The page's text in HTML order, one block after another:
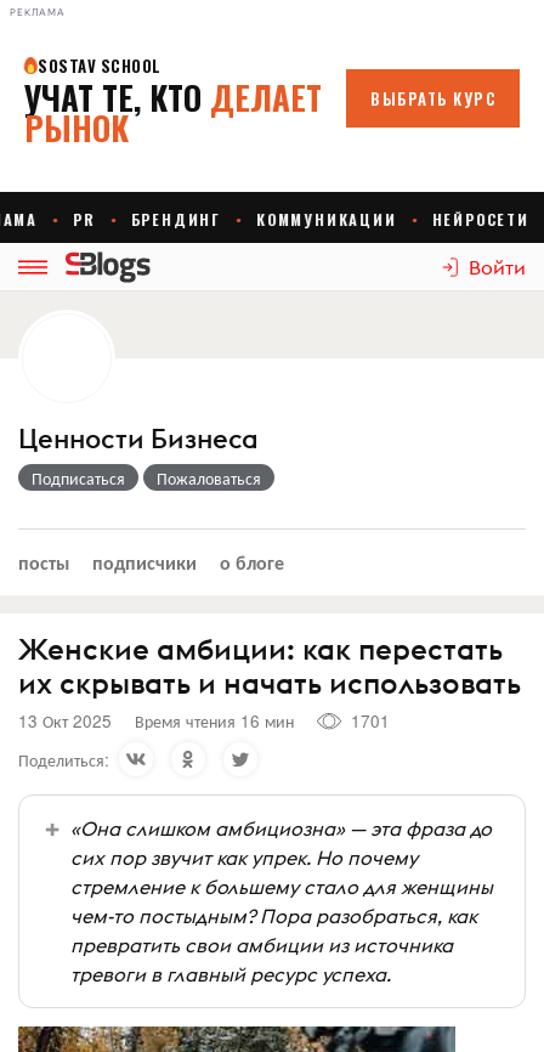
РЕКЛАМА
Войти
Ценности Бизнеса
Подписаться Пожаловаться
посты подписчики о блоге
Женские амбиции: как перестать
их скрывать и начать использовать
13 Окт 2025 Время чтения 16 мин
1701
Поделиться:
«Она слишком амбициозна» — эта фраза до
сих пор звучит как упрек. Но почему
стремление к большему стало для женщины
чем-то постыдным? Пора разобраться, как
превратить свои амбиции из источника
тревоги в главный ресурс успеха.